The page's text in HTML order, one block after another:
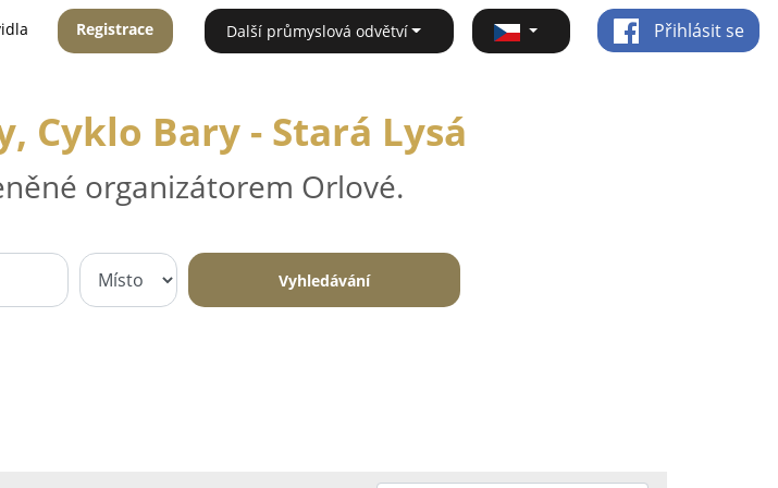
Registrace Další průmyslová odvětví Přihlásit se
Cyklo Bary - Stará Lysá
organizátorem Orlové.
Vyhledávání